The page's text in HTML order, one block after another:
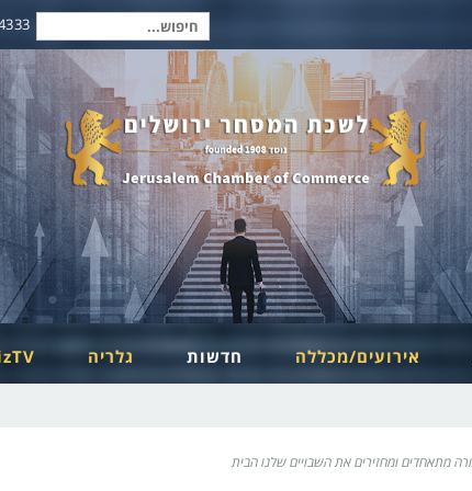
חיפוש
עבור:
אירועים/מכללה חדשות גלריה